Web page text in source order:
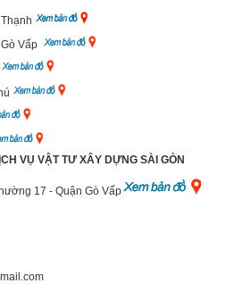
Vấp
VỤ VẬT TƯ XÂY DỰNG SÀI GÒN
17 - Quận Gò Vấp